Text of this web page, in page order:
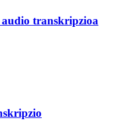
transkripzioa